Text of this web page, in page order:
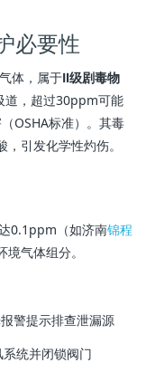
必要性
体，属于Ⅱ级剧毒物
道，超过30ppm可能
OSHA标准）。其毒
引发化学性灼伤。
0.1ppm（如济南锦程
气体组分。
警提示排查泄漏源
统并闭锁阀门